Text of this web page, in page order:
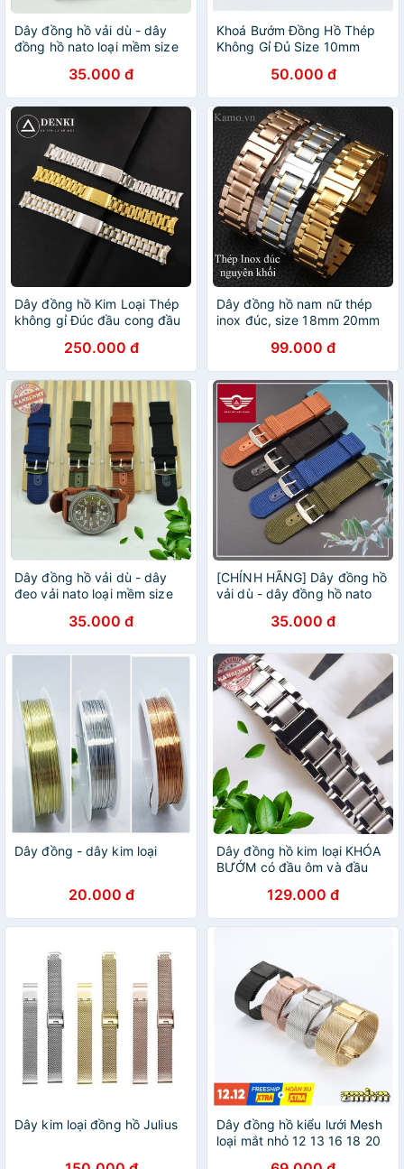
Dây đồng hồ vải dù - dây
đồng hồ nato loại mềm size
35.000 đ
Khoá Bướm Đồng Hồ Thép
Không Gỉ Đủ Size 10mm
20mm 22mm 24mm Dành
Cho Đồng Hồ Dây Kim Loại
50.000 đ
Dây đồng hồ Kim Loại Thép
không gỉ Đúc đầu cong đầu
18mm 19mm 20mm 21mm
22mm 24mm
250.000 đ
Dây đồng hồ nam nữ thép
inox đúc, size 18mm 20mm
đồng hồ kim loại milaneses,
khóa bướm cao cấp
99.000 đ
Dây đồng hồ vải dù - dây
đeo vải nato loại mềm size
35.000 đ
[CHÍNH HÃNG] Dây đồng hồ
vải dù - dây đồng hồ nato
22mm 24mm35.000 đ
Dây đồng - dây kim loại
20.000 đ
Dây đồng hồ kim loại KHÓA
BƯỚM có đầu ôm và đầu
129.000 đ
Dây kim loại đồng hồ Julius
Dây đồng hồ kiểu lưới Mesh
loại mắt nhỏ 12 13 16 18 20